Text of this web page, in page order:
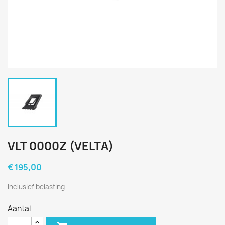
VLT 0000Z (VELTA)
€ 195,00
Inclusief belasting
Aantal